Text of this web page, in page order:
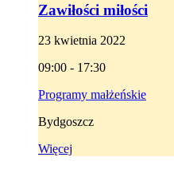
Zawiłości miłości
23 kwietnia 2022
09:00 - 17:30
Programy małżeńskie
Bydgoszcz
Więcej